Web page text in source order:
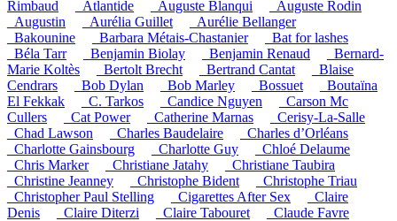
Rimbaud
_Atlantide _Auguste Blanqui
_Auguste Rodin
_Augustin
_Aurélia Guillet
_Aurélie Bellanger
_Bakounine
_Barbara Métais-Chastanier
_Bat for lashes
_Béla Tarr
_Benjamin Biolay _Benjamin Renaud
_Bernard-
Marie Koltès
_Bertolt Brecht _Bertrand Cantat
_Blaise
Cendrars
_Bob Dylan _Bob Marley _Bossuet
_Boutaïna
El Fekkak
_C. Tarkos _Candice Nguyen
_Carson Mc
Cullers
_Cat Power _Catherine Marnas
_Cerisy-La-Salle
_Chad Lawson
_Charles Baudelaire
_Charles d’Orléans
_Charlotte Gainsbourg
_Charlotte Guy
_Chloé Delaume
_Chris Marker
_Christiane Jatahy
_Christiane Taubira
_Christine Jeanney
_Christophe Bident
_Christophe Triau
_Christopher Paul Stelling
_Cigarettes After Sex
_Claire
Denis
_Claire Diterzi _Claire Tabouret
_Claude Favre